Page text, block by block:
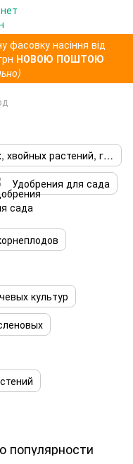
фасовку насіння від
НОВОЮ ПОШТОЮ
Удобрения для вечнозеленых, хвойных растений, газон, декор
Удобрения для сада
культур
популярности